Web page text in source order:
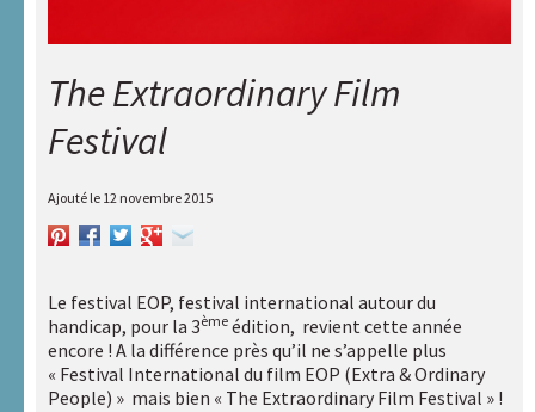
Poser
une
question
Echange
d’outils et
applications
Centre de
documentation
Compléments
« Des femmes
The Extraordinary Film
Festival
Ajouté le 12 novembre 2015
Le festival EOP, festival international autour du
handicap, pour la 3ème édition, revient cette année
encore ! A la différence près qu’il ne s’appelle plus
« Festival International du film EOP (Extra & Ordinary
People) » mais bien « The Extraordinary Film Festival » !